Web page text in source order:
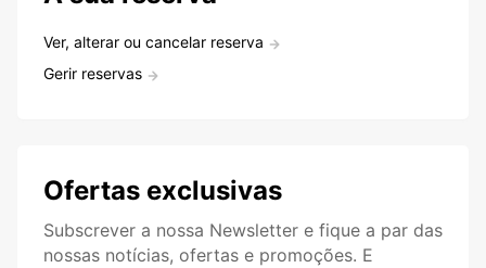
Ver, alterar ou cancelar reserva
Gerir reservas
Ofertas exclusivas
Subscrever a nossa Newsletter e fique a par das
nossas notícias, ofertas e promoções. E